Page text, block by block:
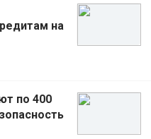
на
по 400